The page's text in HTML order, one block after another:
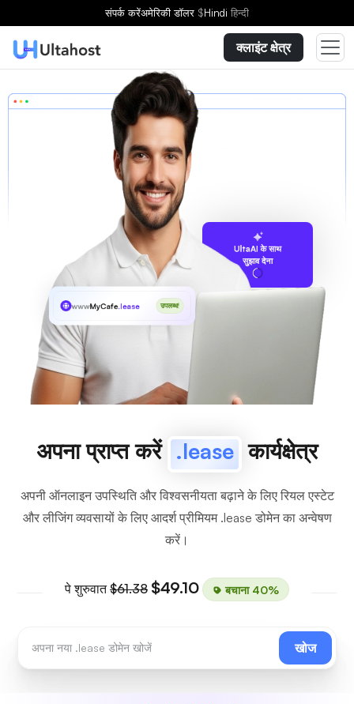
संपर्क करेंअमेरिकी डॉलर $Hindi हिन्दी
क्लाइंट क्षेत्र
UltaAI के साथ
सुझाव देना
wwwMyCafe.lease उपलब्ध!
अपना प्राप्त करें .lease कार्यक्षेत्र
अपनी ऑनलाइन उपस्थिति और विश्वसनीयता बढ़ाने के लिए रियल एस्टेट
और लीजिंग व्यवसायों के लिए आदर्श प्रीमियम .lease डोमेन का अन्वेषण
करें।
पे शुरुवात$61.38 $49.10 बचाना 40%
खोज